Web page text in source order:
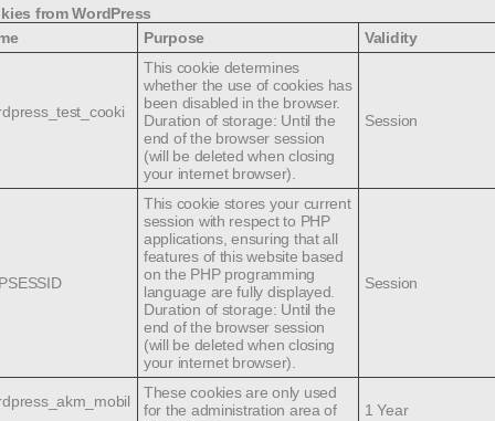
Küng, betete Patriarch Gregorios III. mit den
im Nahen Osten. In seiner Predigt betonte Seine
der Barmherzigkeit als Voraussetzung des
den Menschen in der Region durch
um sie zu ermutigen zu bleiben bzw. wieder in
des Patriarchen im Marmorsaal ein Benefiz-
wurde. Die zahlreichen Gäste des
III. und Bischof DDr. Klaus Küng ebenfalls
Projekte des Patriarchen in Syrien, denen
from WordPress
Purpose Validity
This cookie determines
whether the use of cookies has
been disabled in the browser.
Duration of storage: Until the
end of the browser session
(will be deleted when closing
your internet browser).
Session
This cookie stores your current
session with respect to PHP
applications, ensuring that all
features of this website based
on the PHP programming
language are fully displayed.
Duration of storage: Until the
end of the browser session
(will be deleted when closing
your internet browser).
Session
These cookies are only used
for the administration area of ​​
1 Year